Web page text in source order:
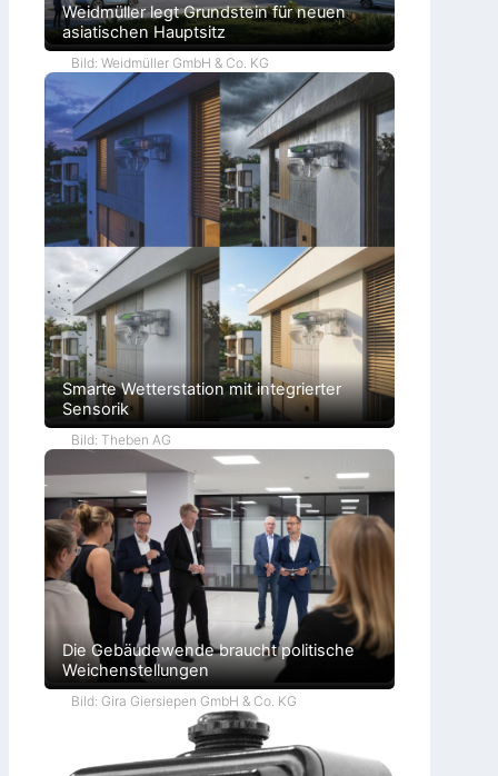
Weidmüller legt Grundstein für neuen
asiatischen Hauptsitz
Bild: Weidmüller GmbH & Co. KG
Smarte Wetterstation mit integrierter
Sensorik
Bild: Theben AG
Die Gebäudewende braucht politische
Weichenstellungen
Bild: Gira Giersiepen GmbH & Co. KG